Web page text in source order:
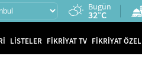
Bugün
32°C
LİSTELER FİKRİYAT TV FİKRİYAT ÖZEL